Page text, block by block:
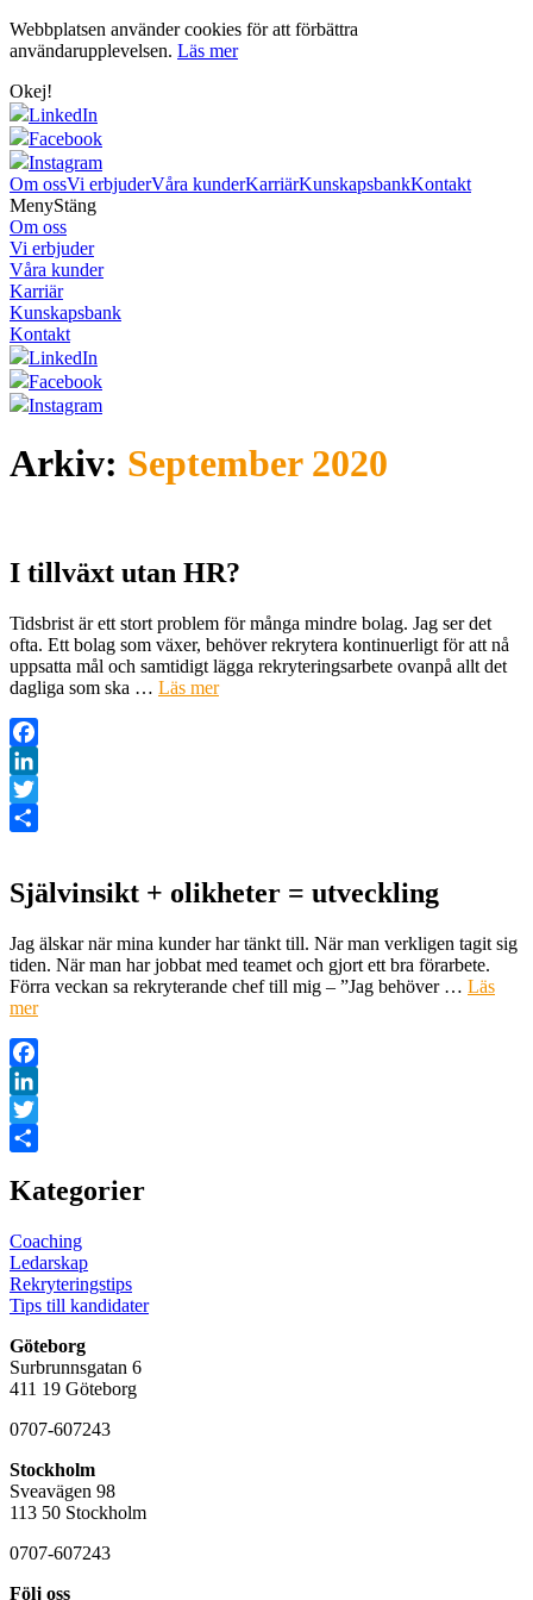
Webbplatsen använder cookies för att förbättra
användarupplevelsen. Läs mer
Okej!
LinkedIn
Facebook
Instagram
Om ossVi erbjuderVåra kunderKarriärKunskapsbankKontakt
MenyStäng
Om oss
Vi erbjuder
Våra kunder
Karriär
Kunskapsbank
Kontakt
LinkedIn
Facebook
Instagram
Arkiv: September 2020
I tillväxt utan HR?
Tidsbrist är ett stort problem för många mindre bolag. Jag ser det
ofta. Ett bolag som växer, behöver rekrytera kontinuerligt för att nå
uppsatta mål och samtidigt lägga rekryteringsarbete ovanpå allt det
dagliga som ska … Läs mer
Facebook
LinkedIn
Twitter
Självinsikt + olikheter = utveckling
Jag älskar när mina kunder har tänkt till. När man verkligen tagit sig
tiden. När man har jobbat med teamet och gjort ett bra förarbete.
Förra veckan sa rekryterande chef till mig – ”Jag behöver … Läs
mer
Facebook
LinkedIn
Twitter
Kategorier
Coaching
Ledarskap
Rekryteringstips
Tips till kandidater
Göteborg
Surbrunnsgatan 6
411 19 Göteborg
0707-607243
Stockholm
Sveavägen 98
113 50 Stockholm
0707-607243
Följ oss